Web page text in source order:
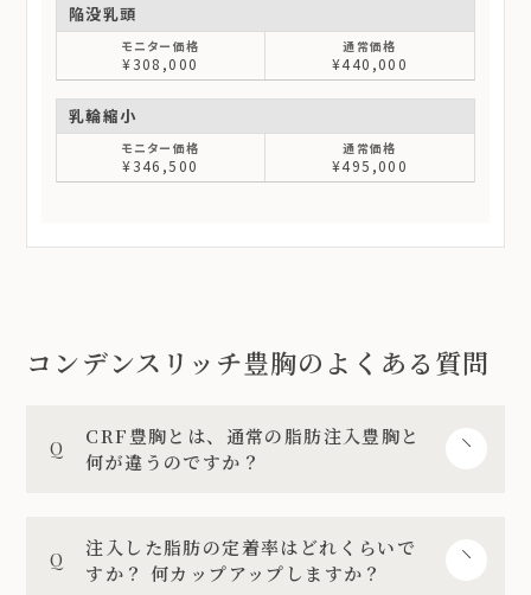
陥没乳頭
¥308,000 ¥440,000
乳輪縮小
¥346,500 ¥495,000
コンデンスリッチ豊胸のよくある質問
CRF豊胸とは、通常の脂肪注入豊胸と
何が違うのですか？
注入した脂肪の定着率はどれくらいで
すか？ 何カップアップしますか？